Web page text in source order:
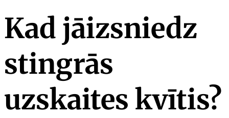
Kad jāizsniedz
stingrās
uzskaites kvītis?